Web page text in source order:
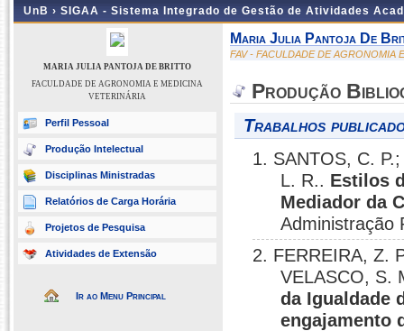
UnB › SIGAA - Sistema Integrado de Gestão de Atividades
MARIA JULIA PANTOJA DE BRITTO
FACULDADE DE AGRONOMIA E MEDICINA
VETERINÁRIA
Perfil Pessoal
Produção Intelectual
Disciplinas Ministradas
Relatórios de Carga Horária
Projetos de Pesquisa
Atividades de Extensão
Ir ao Menu Principal
Maria Julia Pantoja De
FAV - FACULDADE DE AGRONOMIA
Produção
Trabalhos
1. SANTOS, C.
L. R.. Estilos
Mediador da
Administração
2. FERREIRA, Z.
VELASCO, S.
da Igualdade
engajamento